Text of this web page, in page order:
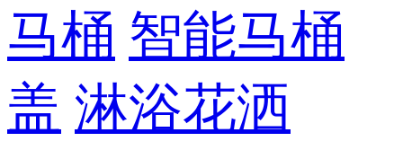
马桶 智能马桶
盖 淋浴花洒